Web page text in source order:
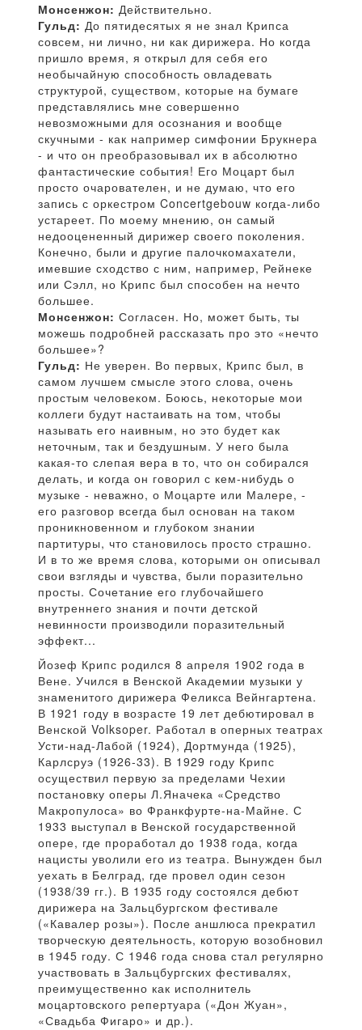
Монсенжон: Действительно.
Гульд: До пятидесятых я не знал Крипса
совсем, ни лично, ни как дирижера. Но когда
пришло время, я открыл для себя его
необычайную способность овладевать
структурой, существом, которые на бумаге
представлялись мне совершенно
невозможными для осознания и вообще
скучными - как например симфонии Брукнера
- и что он преобразовывал их в абсолютно
фантастические события! Его Моцарт был
просто очарователен, и не думаю, что его
запись с оркестром Concertgebouw когда-либо
устареет. По моему мнению, он самый
недооцененный дирижер своего поколения.
Конечно, были и другие палочкомахатели,
имевшие сходство с ним, например, Рейнеке
или Сэлл, но Крипс был способен на нечто
большее.
Монсенжон: Согласен. Но, может быть, ты
можешь подробней рассказать про это «нечто
большее»?
Гульд: Не уверен. Во первых, Крипс был, в
самом лучшем смысле этого слова, очень
простым человеком. Боюсь, некоторые мои
коллеги будут настаивать на том, чтобы
называть его наивным, но это будет как
неточным, так и бездушным. У него была
какая-то слепая вера в то, что он собирался
делать, и когда он говорил с кем-нибудь о
музыке - неважно, о Моцарте или Малере, -
его разговор всегда был основан на таком
проникновенном и глубоком знании
партитуры, что становилось просто страшно.
И в то же время слова, которыми он описывал
свои взгляды и чувства, были поразительно
просты. Сочетание его глубочайшего
внутреннего знания и почти детской
невинности производили поразительный
эффект...
Йозеф Крипс родился 8 апреля 1902 года в
Вене. Учился в Венской Академии музыки у
знаменитого дирижера Феликса Вейнгартена.
В 1921 году в возрасте 19 лет дебютировал в
Венской Volksoper. Работал в оперных театрах
Усти-над-Лабой (1924), Дортмунда (1925),
Карлсруэ (1926-33). В 1929 году Крипс
осуществил первую за пределами Чехии
постановку оперы Л.Яначека «Средство
Макропулоса» во Франкфурте-на-Майне. С
1933 выступал в Венской государственной
опере, где проработал до 1938 года, когда
нацисты уволили его из театра. Вынужден был
уехать в Белград, где провел один сезон
(1938/39 гг.). В 1935 году состоялся дебют
дирижера на Зальцбургском фестивале
(«Кавалер розы»). После аншлюса прекратил
творческую деятельность, которую возобновил
в 1945 году. С 1946 года снова стал регулярно
участвовать в Зальцбургских фестивалях,
преимущественно как исполнитель
моцартовского репертуара («Дон Жуан»,
«Свадьба Фигаро» и др.).